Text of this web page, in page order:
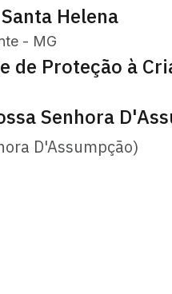
Helena
- MG
de Proteção à
Senhora
D'Assumpção)